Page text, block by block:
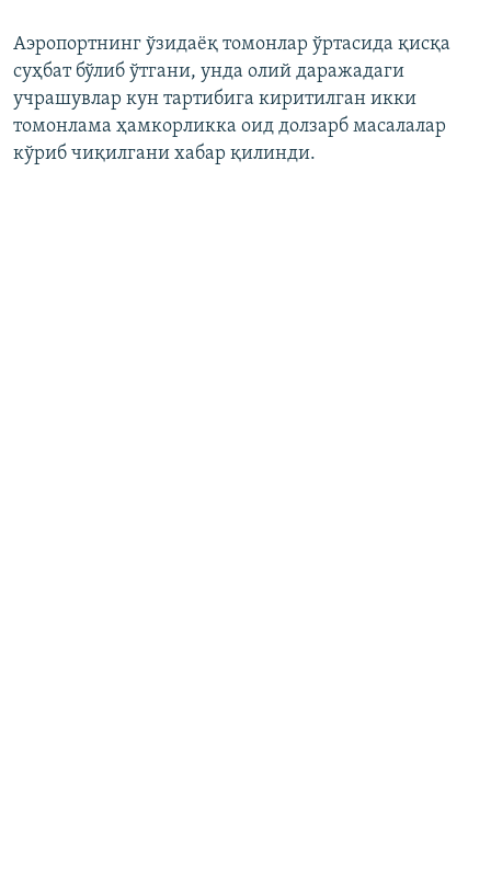
Аэропортнинг ўзидаёқ томонлар ўртасида қисқа
суҳбат бўлиб ўтгани, унда олий даражадаги
учрашувлар кун тартибига киритилган икки
томонлама ҳамкорликка оид долзарб масалалар
кўриб чиқилгани хабар қилинди.